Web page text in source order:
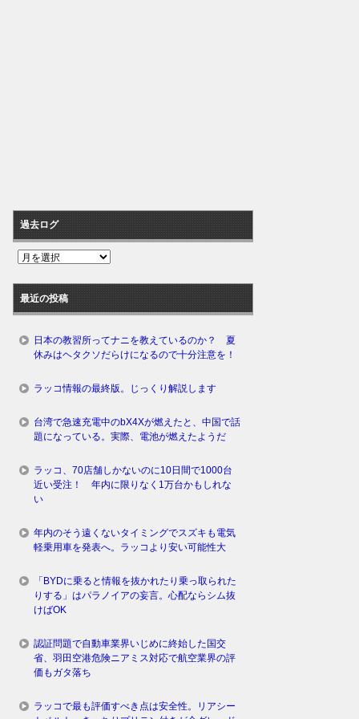
過去ログ
過
ロ
グ
最近の投稿
日本の教習所ってナニを教えているのか？ 夏
休みはヘタクソだらけになるので十分注意を！
ラッコ情報の最終版。じっくり解説します
台湾で急速充電中のbX4Xが燃えたと、中国で話
題になっている。実際、電池が燃えたようだ
ラッコ、70店舗しかないのに10日間で1000台
近い受注！ 年内に限りなく1万台かもしれな
い
年内のそう遠くないタイミングでスズキも電気
軽乗用車を発表へ。ラッコより安い可能性大
「BYDに乗ると情報を抜かれたり乗っ取られた
りする」はパラノイアの妄言。心配ならシム抜
けばOK
認証問題で自動車業界いじめに終始した国交
省、羽田空港危険ニアミス対応で航空業界の評
価もガタ落ち
ラッコで最も評価すべき点は安全性。リアシー